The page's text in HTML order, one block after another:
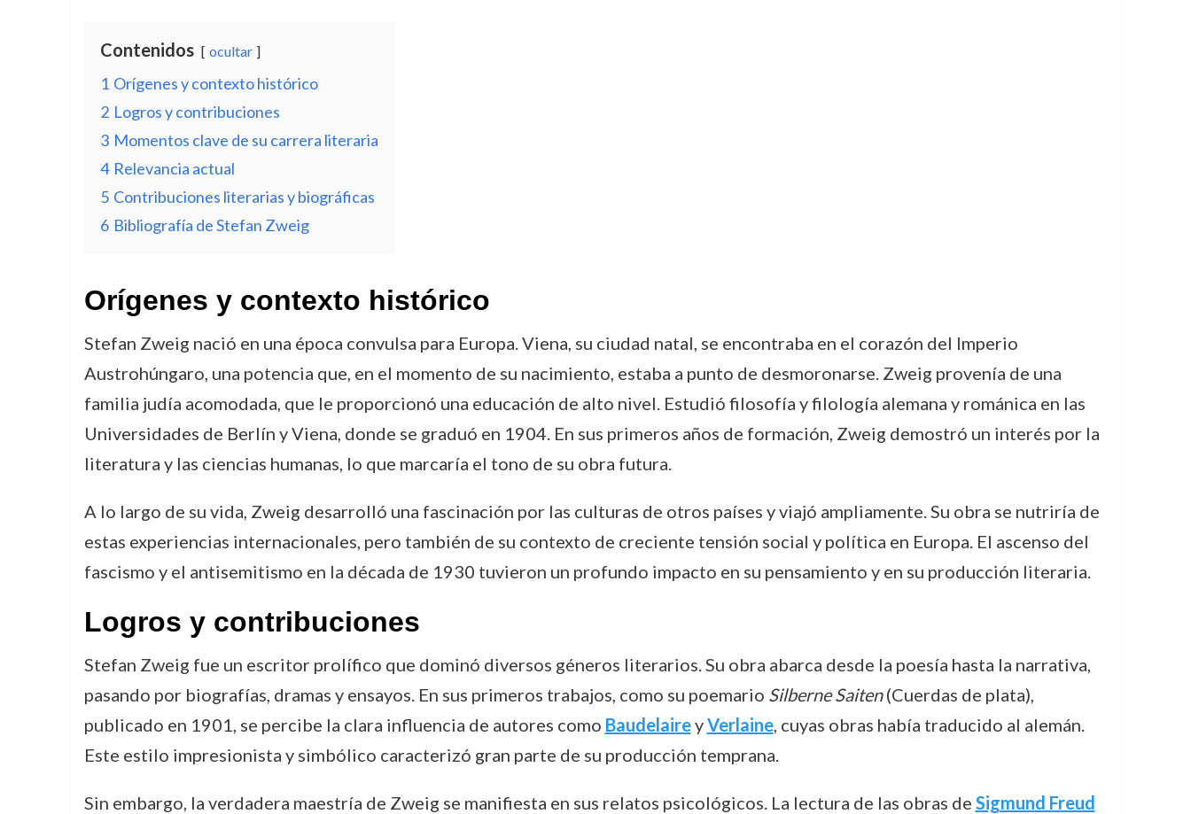
Contenidos ocultar
1 Orígenes y contexto histórico
2 Logros y contribuciones
3 Momentos clave de su carrera literaria
4 Relevancia actual
5 Contribuciones literarias y biográficas
6 Bibliografía de Stefan Zweig
Orígenes y contexto histórico
Stefan Zweig nació en una época convulsa para Europa. Viena, su ciudad natal, se encontraba en el corazón del Imperio
Austrohúngaro, una potencia que, en el momento de su nacimiento, estaba a punto de desmoronarse. Zweig provenía de una
familia judía acomodada, que le proporcionó una educación de alto nivel. Estudió filosofía y filología alemana y románica en las
Universidades de Berlín y Viena, donde se graduó en 1904. En sus primeros años de formación, Zweig demostró un interés por la
literatura y las ciencias humanas, lo que marcaría el tono de su obra futura.
A lo largo de su vida, Zweig desarrolló una fascinación por las culturas de otros países y viajó ampliamente. Su obra se nutriría de
estas experiencias internacionales, pero también de su contexto de creciente tensión social y política en Europa. El ascenso del
fascismo y el antisemitismo en la década de 1930 tuvieron un profundo impacto en su pensamiento y en su producción literaria.
Logros y contribuciones
Stefan Zweig fue un escritor prolífico que dominó diversos géneros literarios. Su obra abarca desde la poesía hasta la narrativa,
pasando por biografías, dramas y ensayos. En sus primeros trabajos, como su poemario Silberne Saiten(Cuerdas de plata),
publicado en 1901, se percibe la clara influencia de autores como BaudelaireyVerlaine, cuyas obras había traducido al alemán.
Este estilo impresionista y simbólico caracterizó gran parte de su producción temprana.
Sin embargo, la verdadera maestría de Zweig se manifiesta en sus relatos psicológicos. La lectura de las obras de Sigmund Freud